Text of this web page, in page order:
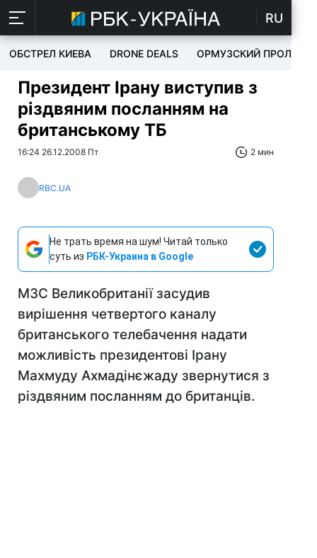
RU
ОБСТРЕЛ КИЕВА DRONE DEALS ОРМУЗСКИЙ ПРОЛИВ
Президент Ірану виступив з
різдвяним посланням на
британському ТБ
16:24 26.12.2008 Пт 2 мин
RBC.UA
Не трать время на шум! Читай только
суть из РБК-Украина в Google
МЗС Великобританії засудив
вирішення четвертого каналу
британського телебачення надати
можливість президентові Ірану
Махмуду Ахмадінєжаду звернутися з
різдвяним посланням до британців.